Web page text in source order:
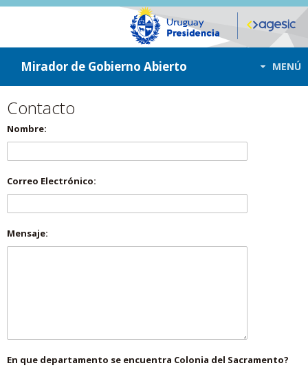
ir a contenido
ir al menú
Mirador de Gobierno Abierto MENÚ
Contacto
Nombre:
Correo Electrónico:
Mensaje:
En que departamento se encuentra Colonia del Sacramento?